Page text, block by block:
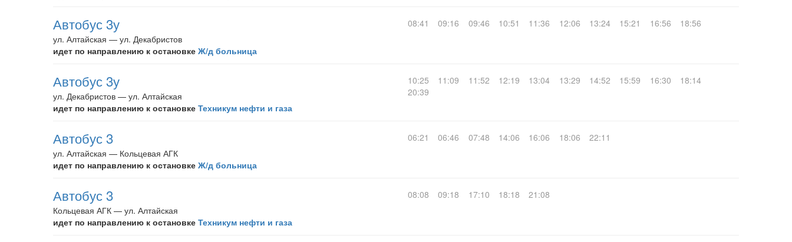
Автобус 3у
ул. Алтайская — ул. Декабристов
идет по направлению к остановке Ж/д больница
08:41 09:16 09:46 10:51 11:36 12:06 13:24 15:21 16:56 18:56
Автобус 3у
ул. Декабристов — ул. Алтайская
идет по направлению к остановке Техникум нефти и газа
10:25 11:09 11:52 12:19 13:04 13:29 14:52 15:59 16:30
18:14
20:39
Автобус 3
ул. Алтайская — Кольцевая АГК
идет по направлению к остановке Ж/д больница
06:21 06:46 07:48 14:06 16:06 18:06 22:11
Автобус 3
Кольцевая АГК — ул. Алтайская
идет по направлению к остановке Техникум нефти и газа
08:08 09:18 17:10 18:18 21:08